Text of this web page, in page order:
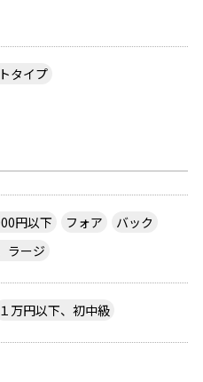
タイプ
円以下 フォア
バック
ラージ
１万円以下、初中級